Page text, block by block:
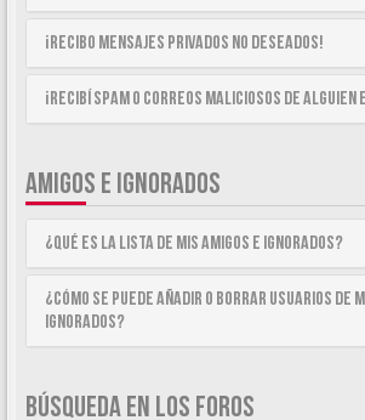
¡Recibo mensajes privados no deseados!
¡Recibí spam o correos maliciosos de
AMIGOS E IGNORADOS
¿Qué es la lista de Mis Amigos e Ignorados?
¿Cómo se puede añadir o borrar usuarios de
Ignorados?
BÚSQUEDA EN LOS FOROS